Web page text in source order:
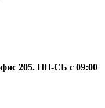
205. ПН-СБ с 09:00